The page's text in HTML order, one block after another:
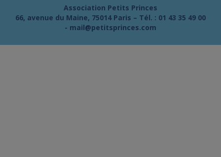
Association Petits Princes
66, avenue du Maine, 75014 Paris – Tél. : 01 43 35 49 00
- mail@petitsprinces.com